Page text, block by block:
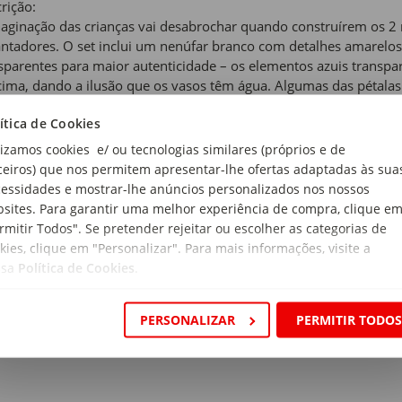
de Cookies
cookies e/ ou tecnologias similares (próprios e de
que nos permitem apresentar-lhe ofertas adaptadas às
e mostrar-lhe anúncios personalizados nos nossos
Para garantir uma melhor experiência de compra, clique em
Todos". Se pretender rejeitar ou escolher as categorias de
clique em "Personalizar". Para mais informações, visite a
Política de Cookies
PERSONALIZAR PERMITIR TODOS
das crianças vai desabrochar quando construírem os
O set inclui um nenúfar branco com detalhes
para maior autenticidade – os elementos azuis
dando a ilusão que os vasos têm água. Algumas das
podendo estar abertas ou fechadas. Depois de
los orgulhosamente numa decoração para a casa.
de produto: